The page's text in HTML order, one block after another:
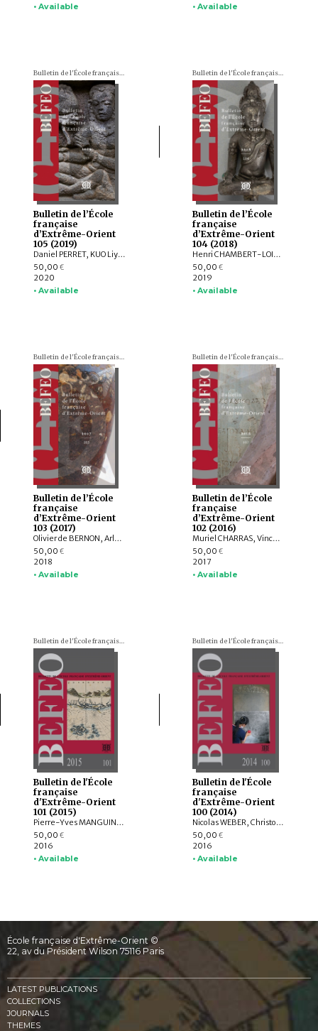
• Available
• Available
Bulletin de l'École française d'Extrême-Orient (BEFEO)
Bulletin de l’École
française
d’Extrême-Orient
105 (2019)
Daniel PERRET, KUO Liying, Andrew HARDY, Frédéric GIRARD, Jiří JÁKL, Pauline SEBILLAUD, LIU Xiaoxi, AGUSTIJANTO INDRAJAYA, Véronique DEGROOT, Franciscus VERELLEN, Nicolas CANE, INDUNG PANCA PUTRA, ARY SETYASTUTI, SUBAGYO PRAMUMIJOYO, AGNI SESARIA MOCHTAR, Patrick DALY, Edmund EDWARDS MCKINNON, R. Michael FEENER, TAI YEW SENG , ARDIANSYAH , Andrew PARNELL, NIZAMUDDIN , Nazli ISMAIL, Kerry SIEH, Jedrzej MAJEWSKI, Max DEEG, Elizabeth BERGER, HOU Kan, SUKAWATI SUSETYO, MOHD. SHERMAN BIN SAUFFI
50,00 €
2020
• Available
Bulletin de l'École française d'Extrême-Orient (BEFEO)
Bulletin de l’École
française
d’Extrême-Orient
104 (2018)
Henri CHAMBERT-LOIR, Hubert DELAHAYE, Aude FAVEREAU, Thomas Oliver PRYCE, Brice VINCENT, Pierre BAPTISTE, Andrea ACRI, David BOURGARIT, Grégory KOURILSKY, Lynn ATE, Tin Tin WIN, Louis CHAMPION, Thu Thu WIN, Kalayar MYAT MYAT HTWE, Aye Aye MAR, Baptiste PRADIER, Anna WILLIS, Mathilde MECHLING, Michele STEPHEN, Alexis LYCAS, LEI Yang, William Lloyd GIBSON, CAST:ING
50,00 €
2019
• Available
Bulletin de l'École française d'Extrême-Orient (BEFEO)
Bulletin de l’École
française
d’Extrême-Orient
103 (2017)
Olivier de BERNON, Arlo GRIFFITHS, Andrew OLLET, Bob HUDSON, Marc MIYAKE, Julian K. WHEATLEY, Jiří JÁKL, Tom HOOGERVORST, Jennifer L. GAYNOR, Nathan W. HILL, ZHAO Bing, Louise Allison CORT, Armand DESBAT, Béatrice WISNIEWSKI, WONG Sharon Wai-Yee, QIN Dashu, CHANG Jung Jung, YU Shan, HE Mengying, Alastair GORNALL, Hermann KULKE
50,00 €
2018
• Available
Bulletin de l'École française d'Extrême-Orient (BEFEO)
Bulletin de l’École
française
d’Extrême-Orient
102 (2016)
Muriel CHARRAS, Vincent TOURNIER, Roderich PTAK, Arlo GRIFFITHS, Jiří JÁKL, Hugo DAVID, Annabel Teh GALLOP, Amandine LEPOUTRE, Chiara BOCCI, Stefan BAUMS, Ingo STRAUCH, Kei KATAOKA, Mattia SALVINI, Péter-Dániel SZÁNTÓ, Andrea ACRI
50,00 €
2017
• Available
Bulletin de l'École française d'Extrême-Orient (BEFEO)
Bulletin de l'École
française
d'Extrême-Orient
101 (2015)
Pierre-Yves MANGUIN, Claudine SALMON , Paola CALANCA, Martin POLKINGHORNE, Amandine LEPOUTRE, Gregory SCHOPEN, Christine LORRE, Janet G. DOUGLAS, Federico CARO, GOH GEOK YIAN , Judith CAMERON, AGUSTIJANTO INDRAJAYA, Angela SCHOTTENHAMMER, CHENG Weichung, BASKORO D. TJAHJONO, Véronique DEGROOT
50,00 €
2016
• Available
Bulletin de l'École française d'Extrême-Orient (BEFEO)
Bulletin de l'École
française
d'Extrême-Orient
100 (2014)
Nicolas WEBER, Christophe POTTIER, Michela BUSSOTTI, Dominic GOODALL, Michel LORRILLARD, Dominique SOUTIF, Julia ESTEVE, Brice VINCENT, Gerdi GERSCHHEIMER, Martin POLKINGHORNE, Hélène NJOTO, Jean-Baptiste CHEVANCE, Michel ANTELME, Nicolas THOMAS, David BOURGARIT, Grégory KOURILSKY, IYANAGA Nobumi
50,00 €
2016
• Available
École française d'Extrême-Orient ©
22, av du Président Wilson 75116 Paris
LATEST PUBLICATIONS
COLLECTIONS
JOURNALS
THEMES